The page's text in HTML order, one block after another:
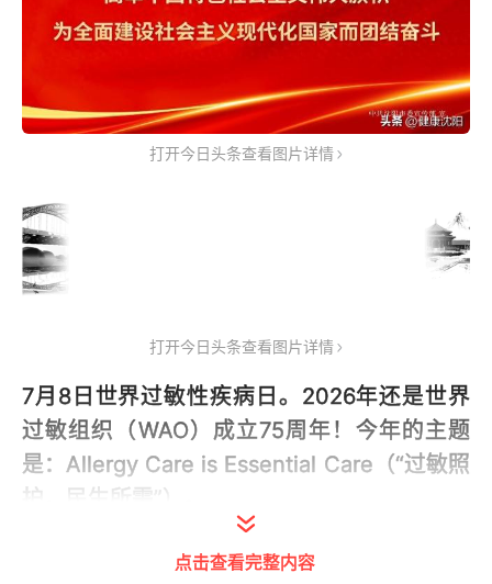
打开今日头条查看图片详情
打开今日头条查看图片详情
7月8日世界过敏性疾病日。2026年还是世界
过敏组织（WAO）成立75周年！今年的主题
是：Allergy Care is Essential Care（“过敏照
护，民生所需”）。
点击查看完整内容